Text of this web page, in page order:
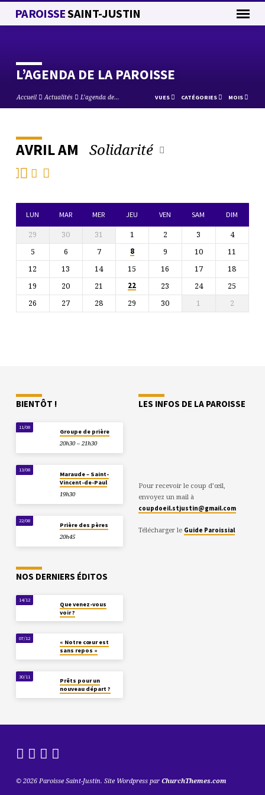
PAROISSESAINT-JUSTIN
L’AGENDA DE LA PAROISSE
Accueil Actualités L’agenda de… VUES CATÉGORIES MOIS
L’AGENDA
DE
LA
PAROISSE
AVRIL AM Solidarité
LUN MAR MER JEU VEN SAM DIM
29 30 31 1 2 3
4
5
6 7 8 9 10
11
12
13 14 15 16 17
18
19
20 21 22 23 24
25
26
27 28 29 30 1 2
BIENTÔT !
11/08
Groupe de prière
20h30 – 21h30
13/08
Maraude – Saint-
Vincent-de-Paul
19h30
22/08
Prière des pères
20h45
LES INFOS DE LA PAROISSE
Pour recevoir le coup d’œil,
envoyez un mail à
coupdoeil.stjustin@gmail.com
Télécharger le Guide Paroissial
NOS DERNIERS ÉDITOS
14/12
Que venez-vous
voir ?
07/12
« Notre cœur est
sans repos »
30/11
Prêts pour un
nouveau départ ?
© 2026 Paroisse Saint-Justin. Site Wordpress par ChurchThemes.com